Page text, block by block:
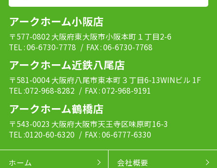
アークホーム小阪店
〒577-0802 大阪府東大阪市小阪本町１丁目2-6
TEL : 06-6730-7778 / FAX : 06-6730-7768
アークホーム近鉄八尾店
〒581-0004 大阪府八尾市東本町３丁目6-13WINビル 1F
TEL :072-968-8282 / FAX : 072-968-9191
アークホーム鶴橋店
〒543-0023 大阪府大阪市天王寺区味原町16-3
TEL :0120-60-6320 / FAX : 06-6777-6330
ホーム 会社概要